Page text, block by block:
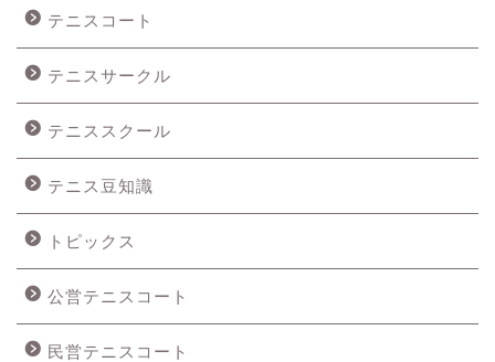
テニスコート
テニスサークル
テニススクール
テニス豆知識
トピックス
公営テニスコート
民営テニスコート